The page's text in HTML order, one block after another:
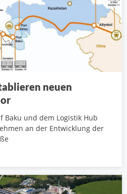
neuen
Baku und dem Logistik Hub
an der Entwicklung der